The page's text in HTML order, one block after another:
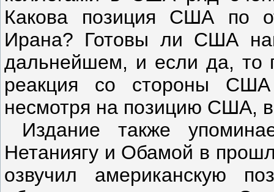
Какова позиция США по
Ирана? Готовы ли США
дальнейшем, и если да, то
реакция со стороны
несмотря на позицию США,
Издание также
Нетаниягу и Обамой в
озвучил американскую